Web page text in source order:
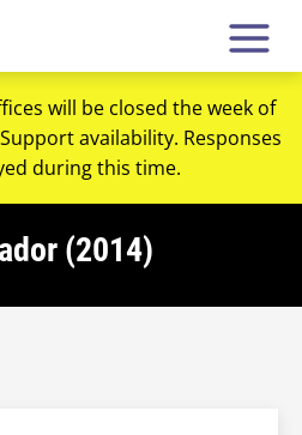
will be closed the week of
availability. Responses
during this time.
(2014)